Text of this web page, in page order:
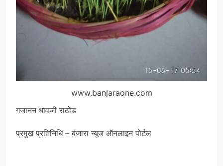
www.banjaraone.com
गजानन धावजी राठोड
प्रमुख प्रतिनिधि – बंजारा न्यूज ऑनलाइन पोर्टल